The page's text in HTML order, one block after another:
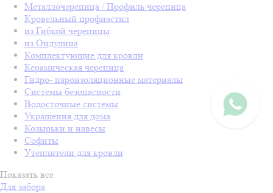
Металлочерепица / Профиль черепица
Кровельный профнастил
из Гибкой черепицы
из Ондулина
Комплектующие для кровли
Керамическая черепица
Гидро- пароизоляционные материалы
Системы безопасности
Водосточные системы
Украшения для дома
Козырьки и навесы
Софиты
Утеплители для кровли
Показать все
Для забора